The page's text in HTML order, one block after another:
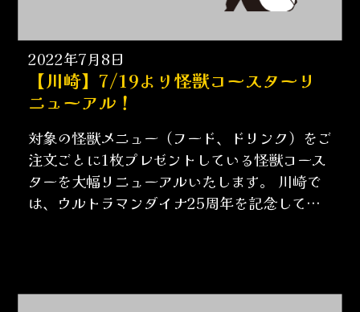
2022年7月8日
【川崎】7/19より怪獣コースターリ
ニューアル！
対象の怪獣メニュー（フード、ドリンク）をご
注文ごとに1枚プレゼントしている怪獣コース
ターを大幅リニューアルいたします。 川崎で
は、ウルトラマンダイナ25周年を記念して、